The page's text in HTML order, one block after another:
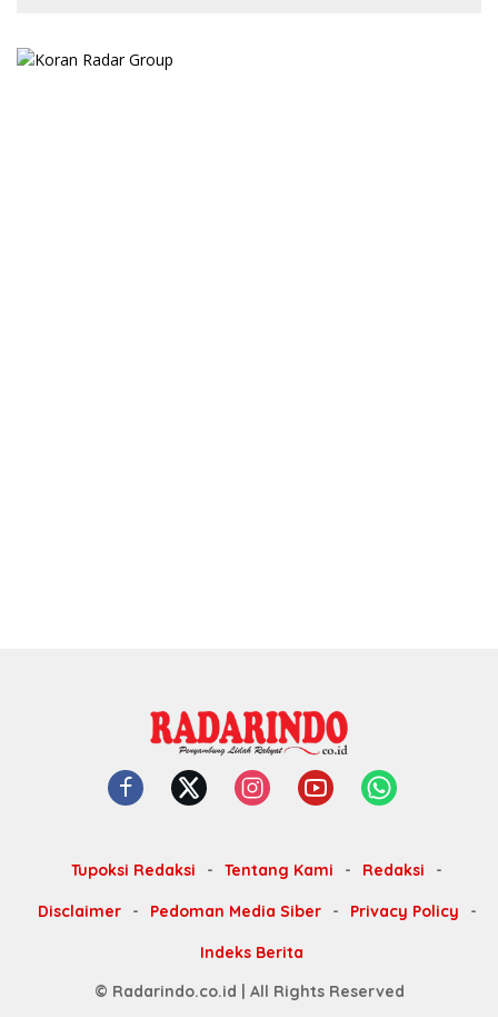
Tupoksi Redaksi Tentang Kami Redaksi
Disclaimer Pedoman Media Siber Privacy Policy
Indeks Berita
© Radarindo.co.id | All Rights Reserved